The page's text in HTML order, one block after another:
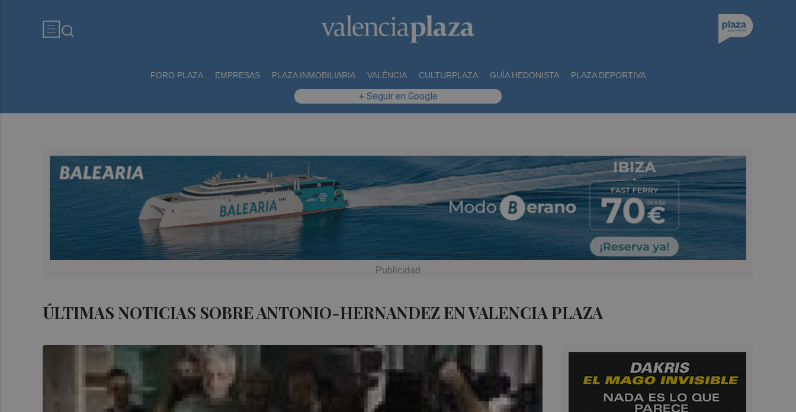
FORO PLAZA EMPRESAS PLAZA INMOBILIARIA VALÈNCIA CULTURPLAZA GUÍA HEDONISTA PLAZA DEPORTIVA
+ Seguir en Google
ÚLTIMAS NOTICIAS SOBRE ANTONIO-HERNANDEZ EN VALENCIA PLAZA